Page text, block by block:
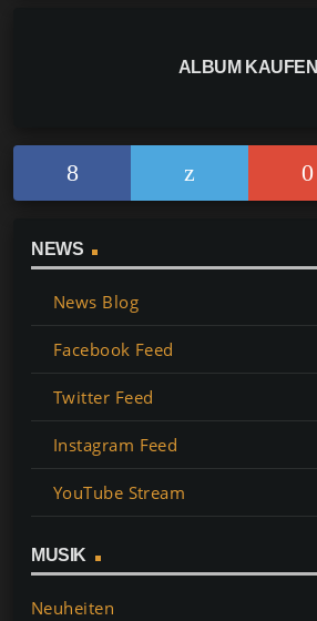
ALBUM KAUFEN
NEWS
News Blog
Facebook Feed
Twitter Feed
Instagram Feed
YouTube Stream
MUSIK
Neuheiten